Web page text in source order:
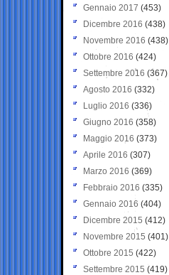
Gennaio 2017 (453)
Dicembre 2016 (438)
Novembre 2016 (438)
Ottobre 2016 (424)
Settembre 2016 (367)
Agosto 2016 (332)
Luglio 2016 (336)
Giugno 2016 (358)
Maggio 2016 (373)
Aprile 2016 (307)
Marzo 2016 (369)
Febbraio 2016 (335)
Gennaio 2016 (404)
Dicembre 2015 (412)
Novembre 2015 (401)
Ottobre 2015 (422)
Settembre 2015 (419)